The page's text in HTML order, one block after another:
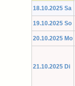
18.10.2025 Sa
19.10.2025 So
20.10.2025 Mo
21.10.2025 Di